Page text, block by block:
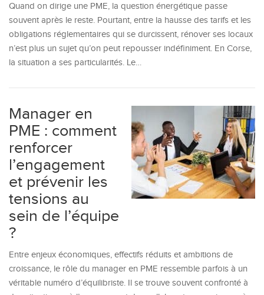
Quand on dirige une PME, la question énergétique passe
souvent après le reste. Pourtant, entre la hausse des tarifs et les
obligations réglementaires qui se durcissent, rénover ses locaux
n’est plus un sujet qu’on peut repousser indéfiniment. En Corse,
la situation a ses particularités. Le…
Manager en
PME : comment
renforcer
l’engagement
et prévenir les
tensions au
sein de l’équipe
?
Entre enjeux économiques, effectifs réduits et ambitions de
croissance, le rôle du manager en PME ressemble parfois à un
véritable numéro d’équilibriste. Il se trouve souvent confronté à